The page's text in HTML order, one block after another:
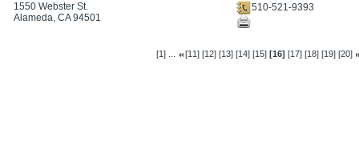
1550 Webster St.
Alameda, CA 94501
510-521-9393
[1] ... [11] [12] [13] [14] [15] [16] [17] [18] [19] [20]